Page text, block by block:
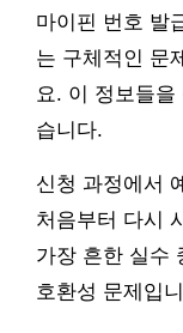
마이핀 번호 발
는 구체적인 문
요. 이 정보들을
습니다.
신청 과정에서
처음부터 다시
가장 흔한 실수
호환성 문제입